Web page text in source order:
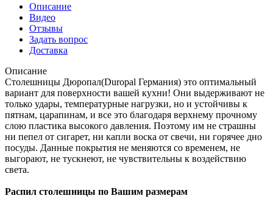
Описание
Видео
Отзывы
Задать вопрос
Доставка
Описание
Столешницы Дюропал(Duropal Германия) это оптимальный
вариант для поверхности вашей кухни! Они выдерживают не
только удары, температурные нагрузки, но и устойчивы к
пятнам, царапинам, и все это благодаря верхнему прочному
слою пластика высокого давления. Поэтому им не страшны
ни пепел от сигарет, ни капли воска от свечи, ни горячее дно
посуды. Данные покрытия не меняются со временем, не
выгорают, не тускнеют, не чувствительны к воздействию
света.
Распил столешницы по Вашим размерам